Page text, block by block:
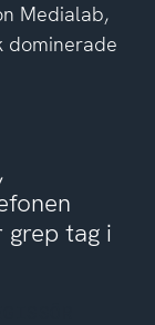
Medialab,
dominerade
tag i